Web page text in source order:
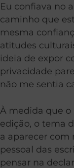
Eu confiava no
caminho que
mesma
atitudes
ideia de expor
privacidade
não me sentia
À medida que o
edição, o tema
a aparecer com
pessoal das
pensar na